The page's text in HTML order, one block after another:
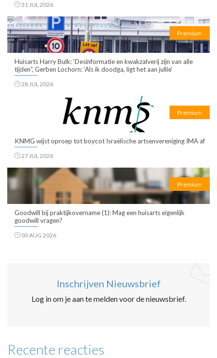
31 JUL 2026
Premium
Huisarts Harry Bulk: ‘Desinformatie en kwakzalverij zijn van alle
tijden”, Gerben Lochorn: ‘Als ik doodga, ligt het aan jullie’
28 JUL 2026
Premium
KNMG wijst oproep tot boycot Israëlische artsenvereniging IMA af
27 JUL 2026
Premium
Goodwill bij praktijkovername (1): Mag een huisarts eigenlijk
goodwill vragen?
03 AUG 2026
Inschrijven Nieuwsbrief
Log in om je aan te melden voor de nieuwsbrief.
Recente reacties